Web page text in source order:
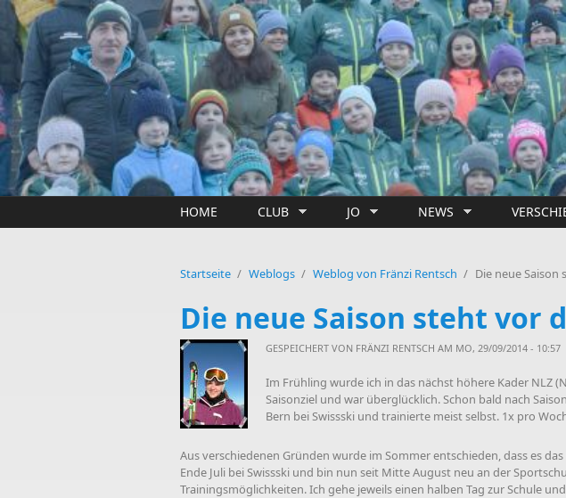
Direkt zum Inhalt
HOME CLUB JO NEWS
Startseite / Weblogs / Weblog von Fränzi Rentsch / Die neue Saison
Die neue Saison steht vor
GESPEICHERT VON FRÄNZI RENTSCH AM MO, 29/09/2014 - 10:57
Im Frühling wurde ich in das nächst höhere Kader NLZ
Saisonziel und war überglücklich. Schon bald nach
Bern bei Swissski und trainierte meist selbst. 1x pro
Aus verschiedenen Gründen wurde im Sommer entschieden, dass es
Ende Juli bei Swissski und bin nun seit Mitte August neu an der
Trainingsmöglichkeiten. Ich gehe jeweils einen halben Tag zur Schule